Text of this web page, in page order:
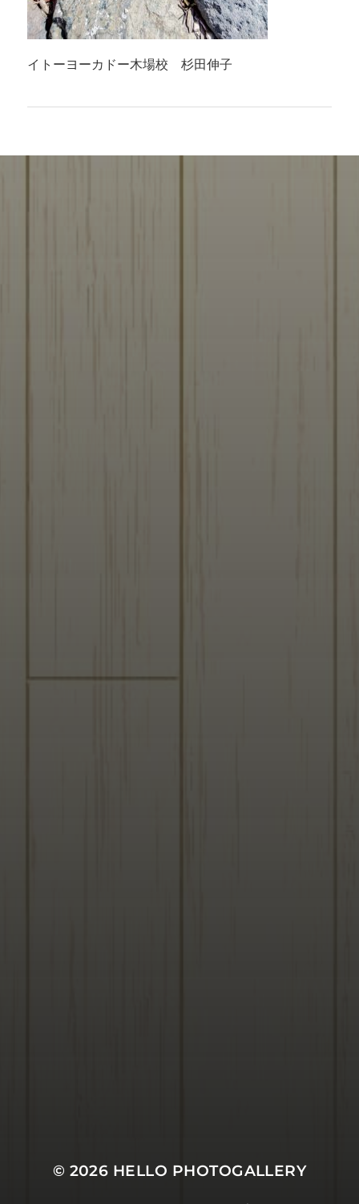
イトーヨーカドー木場校 杉田伸子
© 2026 HELLO PHOTOGALLERY